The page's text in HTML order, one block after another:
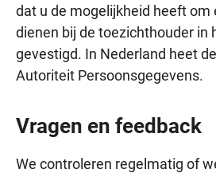
dat u de mogelijkheid heeft om
dienen bij de toezichthouder in
gevestigd. In Nederland heet
Autoriteit Persoonsgegevens.
Vragen en feedback
We controleren regelmatig of